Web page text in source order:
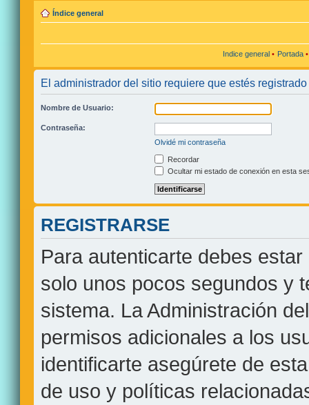
Índice general
Indice general • Portada
El administrador del sitio requiere que estés
Nombre de Usuario:
Contraseña:
Olvidé mi contraseña
Recordar
Ocultar mi estado de conexión en esta
REGISTRARSE
Para autenticarte debes
solo unos pocos segundos y
sistema. La Administración
permisos adicionales a los
identificarte asegúrete de
de uso y políticas